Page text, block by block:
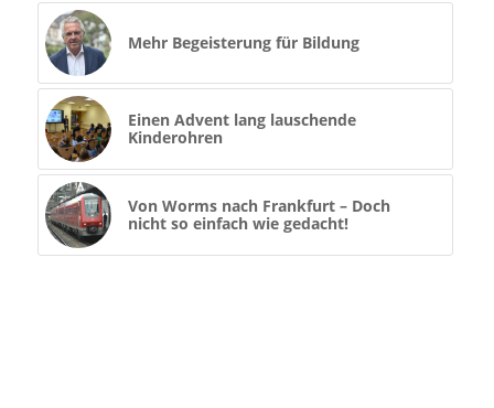
Mehr Begeisterung für Bildung
Einen Advent lang lauschende
Kinderohren
Von Worms nach Frankfurt – Doch
nicht so einfach wie gedacht!